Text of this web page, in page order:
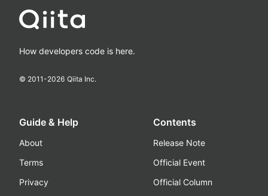
How developers code is here.
© 2011-2026 Qiita Inc.
Guide & Help
About
Terms
Privacy
Contents
Release Note
Official Event
Official Column